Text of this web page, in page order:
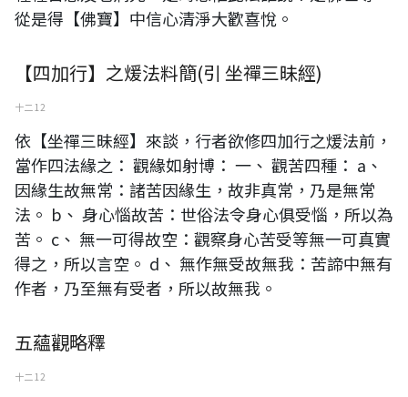
從是得【佛寶】中信心清淨大歡喜悅。
【四加行】之煖法料簡(引 坐禪三昧經)
十二 12
依【坐禪三昧經】來談，行者欲修四加行之煖法前，
當作四法緣之： 觀緣如射博： 一、 觀苦四種： a、
因緣生故無常：諸苦因緣生，故非真常，乃是無常
法。 b、 身心惱故苦：世俗法令身心俱受惱，所以為
苦。 c、 無一可得故空：觀察身心苦受等無一可真實
得之，所以言空。 d、 無作無受故無我：苦諦中無有
作者，乃至無有受者，所以故無我。
五蘊觀略釋
十二 12